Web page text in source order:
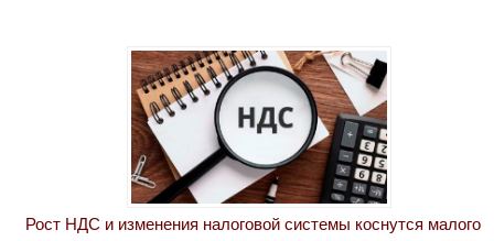
Рост НДС и изменения налоговой системы коснутся малого